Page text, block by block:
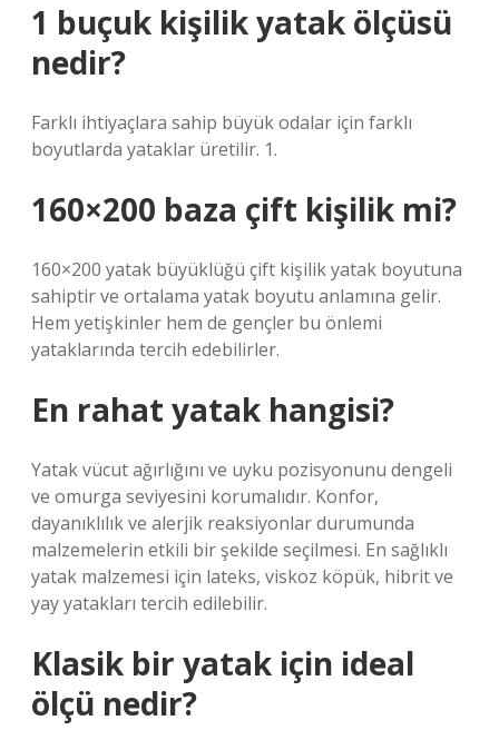
1 buçuk kişilik yatak ölçüsü
nedir?
Farklı ihtiyaçlara sahip büyük odalar için farklı
boyutlarda yataklar üretilir. 1.
160×200 baza çift kişilik mi?
160×200 yatak büyüklüğü çift kişilik yatak boyutuna
sahiptir ve ortalama yatak boyutu anlamına gelir.
Hem yetişkinler hem de gençler bu önlemi
yataklarında tercih edebilirler.
En rahat yatak hangisi?
Yatak vücut ağırlığını ve uyku pozisyonunu dengeli
ve omurga seviyesini korumalıdır. Konfor,
dayanıklılık ve alerjik reaksiyonlar durumunda
malzemelerin etkili bir şekilde seçilmesi. En sağlıklı
yatak malzemesi için lateks, viskoz köpük, hibrit ve
yay yatakları tercih edilebilir.
Klasik bir yatak için ideal
ölçü nedir?